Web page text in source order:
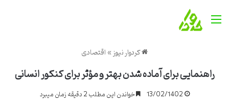
منو
کردوار نیوز»اقتصادی
راهنمایی برای آماده شدن بهتر و مؤثر برای کنکور انسانی
13/02/1402 خواندن این مطلب 2 دقیقه زمان میبرد